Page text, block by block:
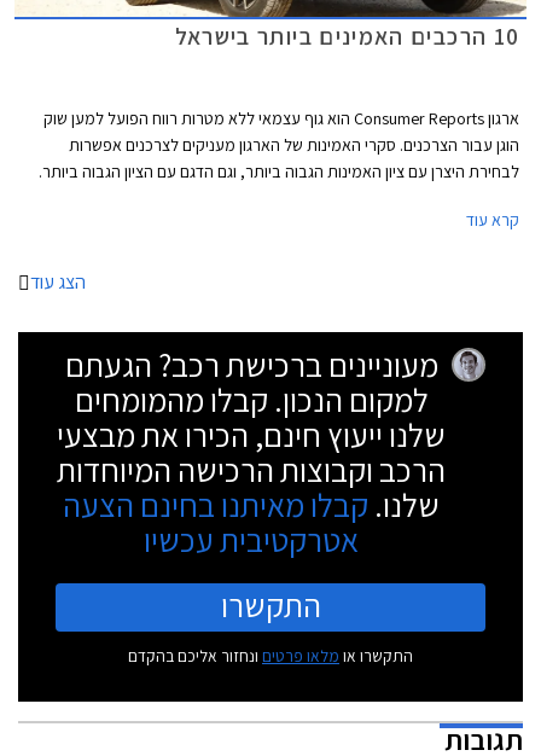
10 הרכבים האמינים ביותר בישראל
ארגון Consumer Reports הוא גוף עצמאי ללא מטרות רווח הפועל למען שוק
הוגן עבור הצרכנים. סקרי האמינות של הארגון מעניקים לצרכנים אפשרות
לבחירת היצרן עם ציון האמינות הגבוה ביותר, וגם הדגם עם הציון הגבוה ביותר.
עבורכם את הדגמים שקיבלו את הציון הגבוה ביותר ונמכרים גם בישראל.
קרא עוד
הצג עוד
מעוניינים ברכישת רכב? הגעתם
למקום הנכון. קבלו מהמומחים
שלנו ייעוץ חינם, הכירו את מבצעי
הרכב וקבוצות הרכישה המיוחדות
שלנו. קבלו מאיתנו בחינם הצעה
אטרקטיבית עכשיו
התקשרו
התקשרו או מלאו פרטים ונחזור אליכם בהקדם
תגובות